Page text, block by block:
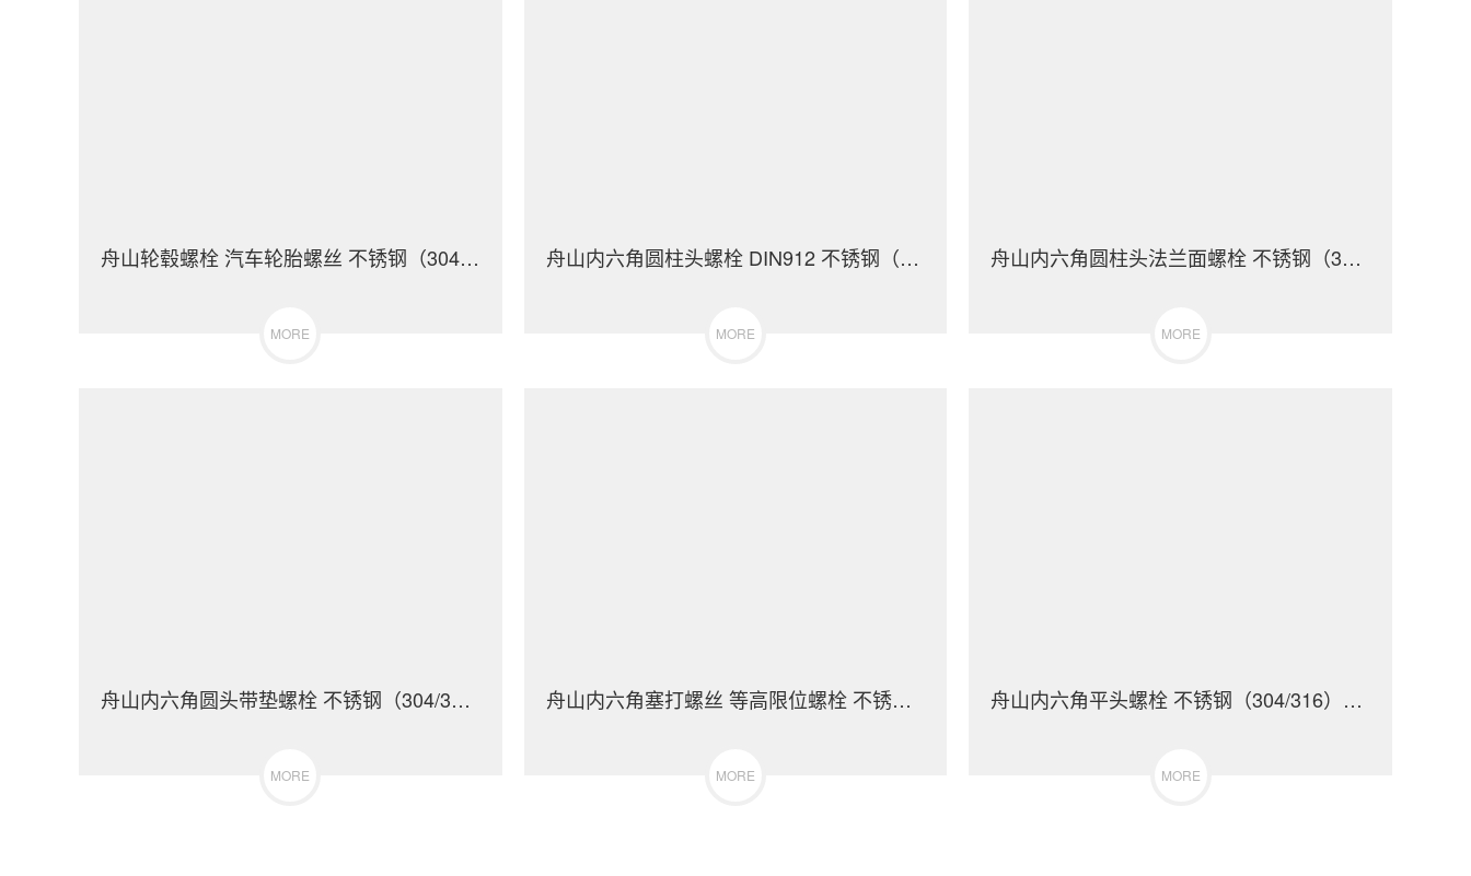
舟山轮毂螺栓 汽车轮胎螺丝 不锈钢（304/316）碳钢 合金钢
MORE
舟山内六角圆柱头螺栓 DIN912 不锈钢（304/316）碳钢 合金钢
MORE
舟山内六角圆柱头法兰面螺栓 不锈钢（304/316）碳钢 合金钢
MORE
舟山内六角圆头带垫螺栓 不锈钢（304/316）碳钢 合金钢
MORE
舟山内六角塞打螺丝 等高限位螺栓 不锈钢（304/316）碳钢 合金钢
MORE
舟山内六角平头螺栓 不锈钢（304/316）碳钢 合金钢
MORE